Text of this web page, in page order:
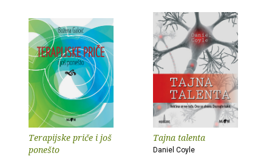
Terapijske priče i još
ponešto
Tajna talenta
Daniel Coyle